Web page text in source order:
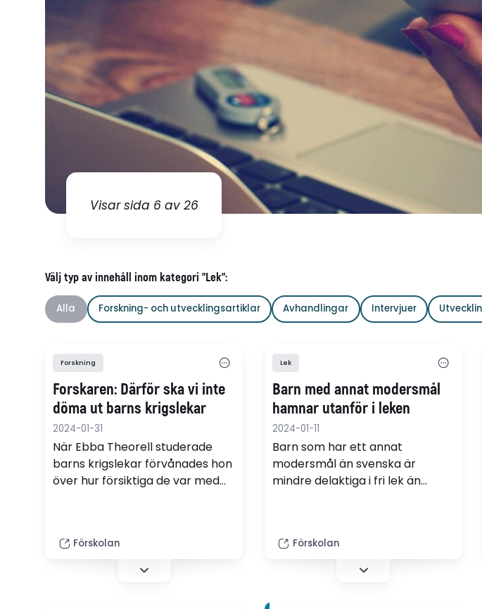
Visar sida 6 av 26
Välj typ av innehåll inom kategori "Lek":
Alla Forskning- och utvecklingsartiklar Avhandlingar Intervjuer
Forskning
Forskaren: Därför ska vi inte
döma ut barns krigslekar
2024-01-31
När Ebba Theorell studerade
barns krigslekar förvånades hon
över hur försiktiga de var med
hon varför vi inte alltid ska
stoppa dessa lekar utan sätta
Förskolan
Lek
Barn med annat modersmål
hamnar utanför i leken
2024-01-11
Barn som har ett annat
modersmål än svenska är
mindre delaktiga i fri lek än
hade trott", säger forskaren
Frida Åström. Barn i behov av
Förskolan